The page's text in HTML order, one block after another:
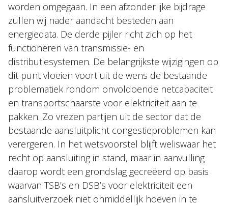
worden omgegaan. In een afzonderlijke bijdrage
zullen wij nader aandacht besteden aan
energiedata. De derde pijler richt zich op het
functioneren van transmissie- en
distributiesystemen. De belangrijkste wijzigingen op
dit punt vloeien voort uit de wens de bestaande
problematiek rondom onvoldoende netcapaciteit
en transportschaarste voor elektriciteit aan te
pakken. Zo vrezen partijen uit de sector dat de
bestaande aansluitplicht congestieproblemen kan
verergeren. In het wetsvoorstel blijft weliswaar het
recht op aansluiting in stand, maar in aanvulling
daarop wordt een grondslag gecreëerd op basis
waarvan TSB’s en DSB’s voor elektriciteit een
aansluitverzoek niet onmiddellijk hoeven in te